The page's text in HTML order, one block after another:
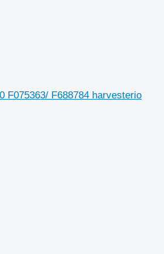
F075363/ F688784 harvesterio